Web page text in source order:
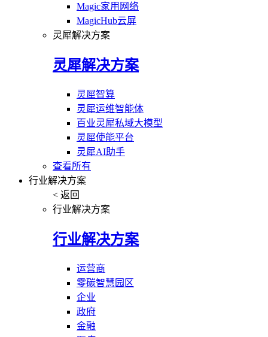
Magic家用网络
MagicHub云屏
灵犀解决方案
灵犀解决方案
灵犀智算
灵犀运维智能体
百业灵犀私域大模型
灵犀使能平台
灵犀AI助手
查看所有
行业解决方案
< 返回
行业解决方案
行业解决方案
运营商
零碳智慧园区
企业
政府
金融